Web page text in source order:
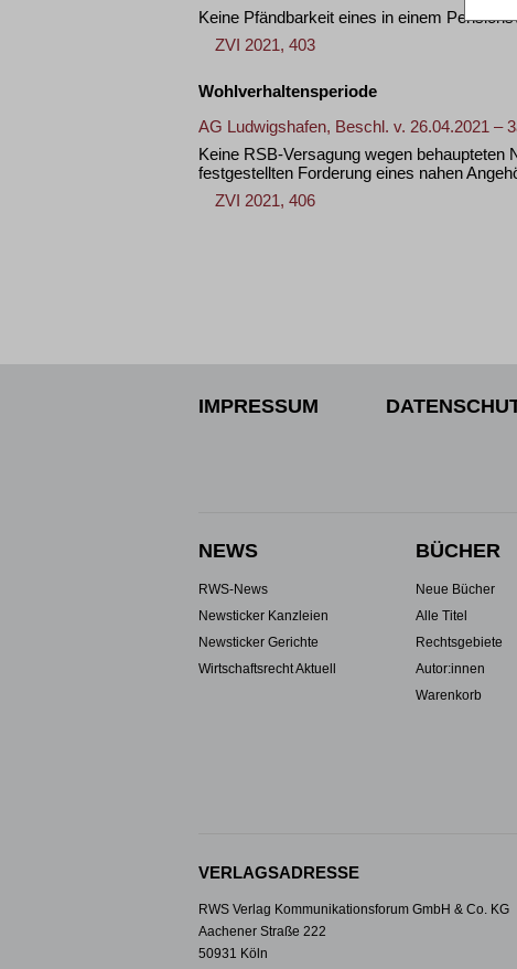
Keine Pfändbarkeit eines in einem
ZVI 2021, 403
Wohlverhaltensperiode
AG Ludwigshafen, Beschl. v. 26.04.2021 –
Keine RSB-Versagung wegen behaupteten
festgestellten Forderung eines nahen
ZVI 2021, 406
IMPRESSUM
NEWS
RWS-News
Newsticker Kanzleien
Newsticker Gerichte
Wirtschaftsrecht Aktuell
BÜCHER
Neue Bücher
Alle Titel
Rechtsgebiete
Autor:innen
Warenkorb
VERLAGSADRESSE
RWS Verlag Kommunikationsforum GmbH & Co. KG
Aachener Straße 222
50931 Köln